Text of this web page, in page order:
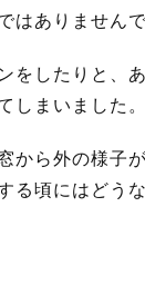
はありませんで
をしたりと、
まいました
から外の様子
る頃にはどう